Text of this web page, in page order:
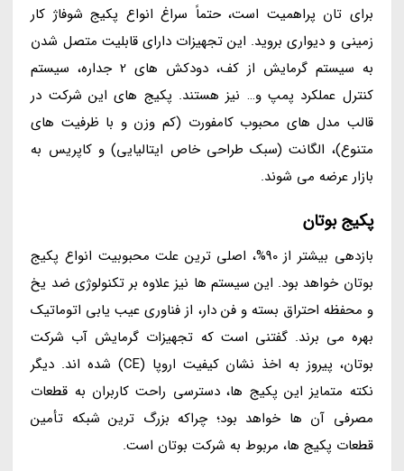
برای تان پراهمیت است، حتماً سراغ انواع پکیج شوفاژ کار
زمینی و دیواری بروید. این تجهیزات دارای قابلیت متصل شدن
به سیستم گرمایش از کف، دودکش های 2 جداره، سیستم
کنترل عملکرد پمپ و… نیز هستند. پکیج های این شرکت در
قالب مدل های محبوب کامفورت (کم وزن و با ظرفیت های
متنوع)، الگانت (سبک طراحی خاص ایتالیایی) و کاپریس به
بازار عرضه می شوند.
پکیج بوتان
بازدهی بیشتر از 90%، اصلی ترین علت محبوبیت انواع پکیج
بوتان خواهد بود. این سیستم ها نیز علاوه بر تکنولوژی ضد یخ
و محفظه احتراق بسته و فن دار، از فناوری عیب یابی اتوماتیک
بهره می برند. گفتنی است که تجهیزات گرمایش آب شرکت
بوتان، پیروز به اخذ نشان کیفیت اروپا (CE) شده اند. دیگر
نکته متمایز این پکیج ها، دسترسی راحت کاربران به قطعات
مصرفی آن ها خواهد بود؛ چراکه بزرگ ترین شبکه تأمین
قطعات پکیج ها، مربوط به شرکت بوتان است.